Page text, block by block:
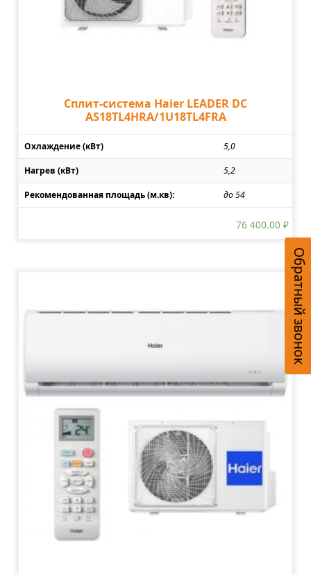
Сплит-система Haier LEADER DC
AS18TL4HRA/1U18TL4FRA
Охлаждение (кВт) 5,0
Нагрев (кВт) 5,2
Рекомендованная площадь (м.кв): до 54
76 400.00 ₽
Обратный звонок